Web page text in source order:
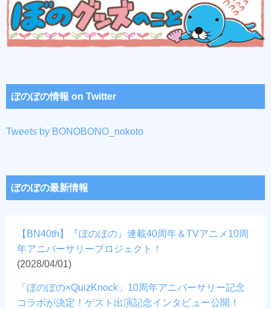
ぼのぼの情報 on Twitter
Tweets by BONOBONO_nokoto
ぼのぼの最新情報
【BN40th】『ぼのぼの』連載40周年＆TVアニメ10周
年アニバーサリープロジェクト！
(2028/04/01)
「ぼのぼの×QuizKnock」10周年アニバーサリー記念
コラボが決定！ゲスト出演記念インタビュー公開！